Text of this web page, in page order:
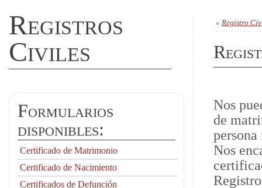
Registros
Civiles
« Registro
Nos
de
Nos
Formularios
disponibles:
Certificado de Matrimonio
Certificado de Nacimiento
Certificados de Defunción